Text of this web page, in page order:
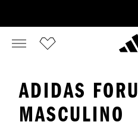
ADIDAS
MASCULINO